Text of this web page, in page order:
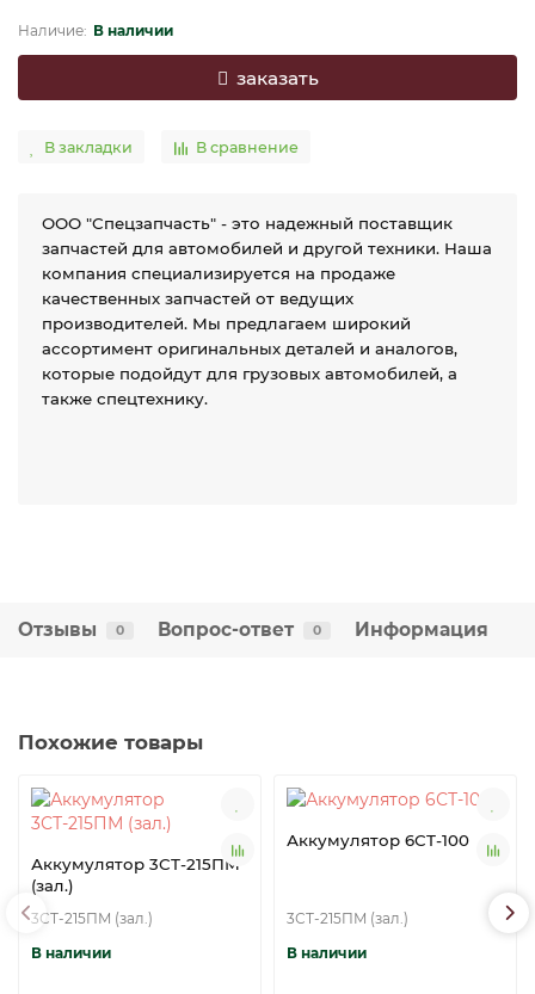
В наличии
заказать
В закладки В сравнение
ООО "Спецзапчасть" - это надежный поставщик
запчастей для автомобилей и другой техники. Наша
компания специализируется на продаже
качественных запчастей от ведущих
производителей. Мы предлагаем широкий
ассортимент оригинальных деталей и аналогов,
которые подойдут для грузовых автомобилей, а
также спецтехнику.
Отзывы 0 Вопрос-ответ 0 Информация
Похожие товары
Аккумулятор 3СТ-215ПМ
(зал.)
3СТ-215ПМ (зал.)
В наличии
Аккумулятор 6СТ-100
3СТ-215ПМ (зал.)
В наличии